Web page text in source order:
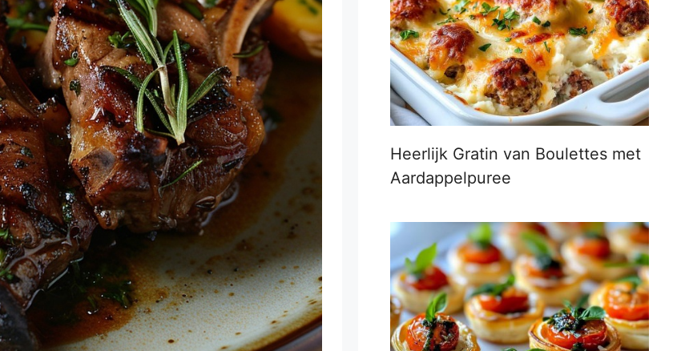
Heerlijk Gratin van Boulettes met
Aardappelpuree